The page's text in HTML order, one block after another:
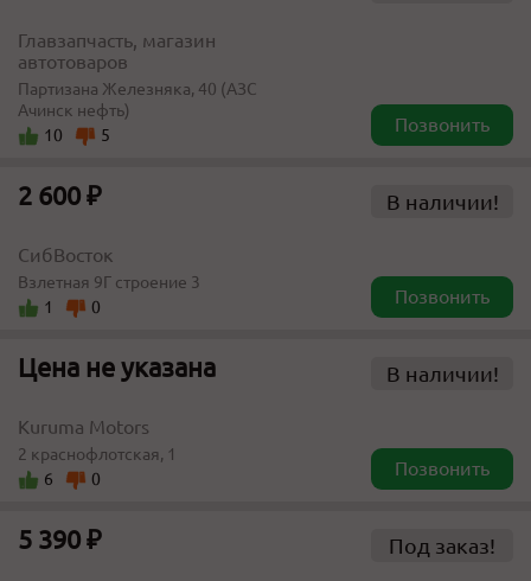
Главзапчасть, магазин
автотоваров
Партизана Железняка, 40 (АЗС
Ачинск нефть)
10
5 Позвонить
2 600 ₽ В наличии!
СибВосток
Взлетная 9Г строение 3
1
0 Позвонить
Цена не указана В наличии!
Kuruma Motors
2 краснофлотская, 1
6
0 Позвонить
5 390 ₽ Под заказ!